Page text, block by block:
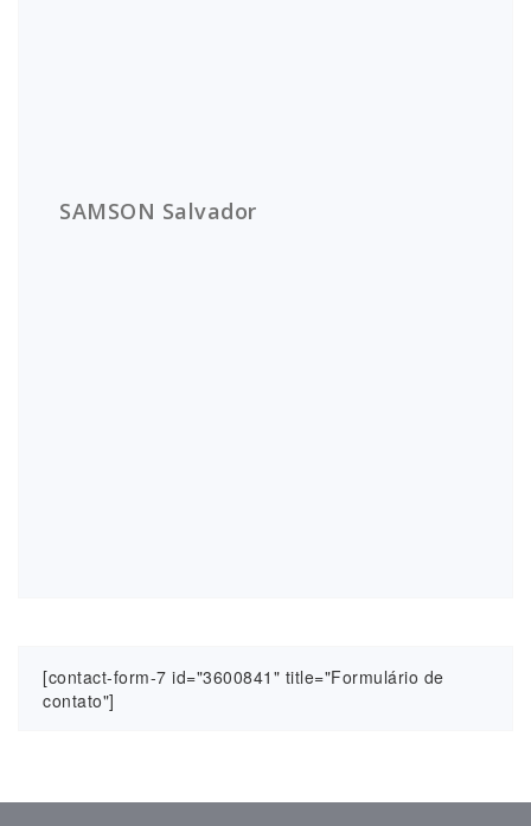
SAMSON Salvador
[contact-form-7 id="3600841" title="Formulário de
contato"]